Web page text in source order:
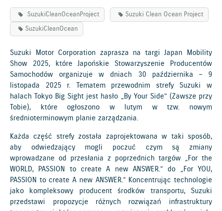
SuzukiCleanOceanProject
Suzuki Clean Ocean Project
SuzukiCleanOcean
Suzuki Motor Corporation zaprasza na targi Japan Mobility
Show 2025, które Japońskie Stowarzyszenie Producentów
Samochodów organizuje w dniach 30 października – 9
listopada 2025 r. Tematem przewodnim strefy Suzuki w
halach Tokyo Big Sight jest hasło „By Your Side” (Zawsze przy
Tobie), które ogłoszono w lutym w tzw. nowym
średnioterminowym planie zarządzania.
Każda część strefy została zaprojektowana w taki sposób,
aby odwiedzający mogli poczuć czym są zmiany
wprowadzane od przesłania z poprzednich targów „For the
WORLD, PASSION to create A new ANSWER.” do „For YOU,
PASSION to create A new ANSWER.” Koncentrując technologie
jako kompleksowy producent środków transportu, Suzuki
przedstawi propozycje różnych rozwiązań infrastruktury